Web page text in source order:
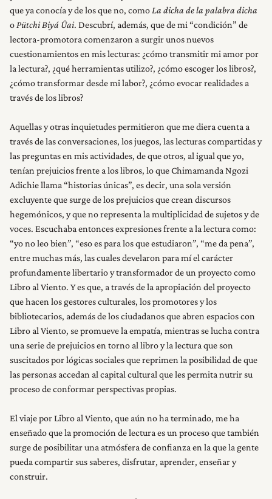
INICIO
RESEÑAS
NOSOTROS
que ya conocía y de los que no, como La dicha de la palabra dicha
o Pütchi Biyá Ûai. Descubrí, además, que de mi “condición” de
lectora-promotora comenzaron a surgir unos nuevos
cuestionamientos en mis lecturas: ¿cómo transmitir mi amor por
la lectura?, ¿qué herramientas utilizo?, ¿cómo escoger los libros?,
¿cómo transformar desde mi labor?, ¿cómo evocar realidades a
través de los libros?
Aquellas y otras inquietudes permitieron que me diera cuenta a
través de las conversaciones, los juegos, las lecturas compartidas y
las preguntas en mis actividades, de que otros, al igual que yo,
tenían prejuicios frente a los libros, lo que Chimamanda Ngozi
Adichie llama “historias únicas”, es decir, una sola versión
excluyente que surge de los prejuicios que crean discursos
hegemónicos, y que no representa la multiplicidad de sujetos y de
voces. Escuchaba entonces expresiones frente a la lectura como:
“yo no leo bien”, “eso es para los que estudiaron”, “me da pena”,
entre muchas más, las cuales develaron para mí el carácter
profundamente libertario y transformador de un proyecto como
Libro al Viento. Y es que, a través de la apropiación del proyecto
que hacen los gestores culturales, los promotores y los
bibliotecarios, además de los ciudadanos que abren espacios con
Libro al Viento, se promueve la empatía, mientras se lucha contra
una serie de prejuicios en torno al libro y la lectura que son
suscitados por lógicas sociales que reprimen la posibilidad de que
las personas accedan al capital cultural que les permita nutrir su
proceso de conformar perspectivas propias.
El viaje por Libro al Viento, que aún no ha terminado, me ha
enseñado que la promoción de lectura es un proceso que también
surge de posibilitar una atmósfera de confianza en la que la gente
pueda compartir sus saberes, disfrutar, aprender, enseñar y
construir.